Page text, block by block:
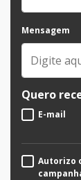
Mensagem
Quero
E-mail
Autorizo